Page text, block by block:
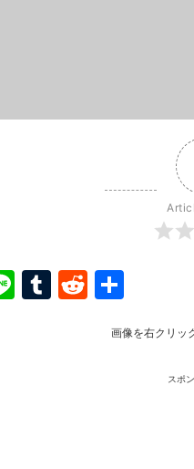
LineTumblr
Reddit
画像を右クリッ
スポ